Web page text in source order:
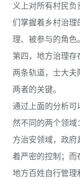
义上对所有村民
们掌握着乡村治理
理、被参与的角色
第四，地方治理存
两条轨道，士大夫
两者的关键。
通过上面的分析可
然不同的两个领
方治安领域，政
着严密的控制；而
地方百姓自行管理